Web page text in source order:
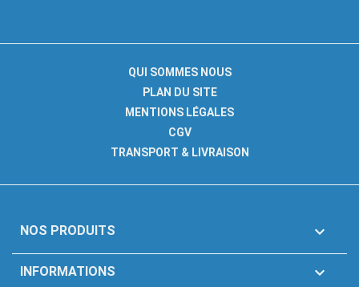
QUI SOMMES NOUS
PLAN DU SITE
MENTIONS LÉGALES
CGV
TRANSPORT & LIVRAISON
NOS PRODUITS 
INFORMATIONS 